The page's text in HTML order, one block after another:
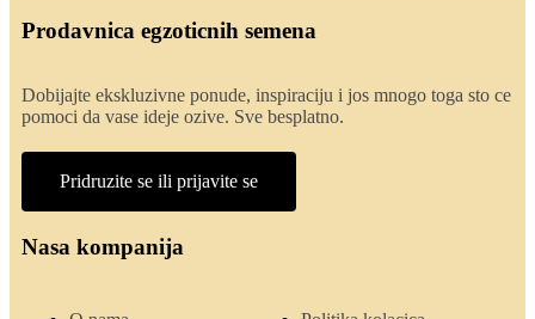
Prodavnica egzoticnih semena
Dobijajte ekskluzivne ponude, inspiraciju i jos mnogo toga sto ce
pomoci da vase ideje ozive. Sve besplatno.
Pridruzite se ili prijavite se
Nasa kompanija